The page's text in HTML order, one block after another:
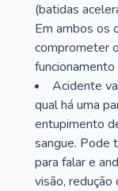
(batidas
Em ambos os
comprometer
Acidente
qual há uma
entupimento
sangue. Pode
para falar e
visão, redução